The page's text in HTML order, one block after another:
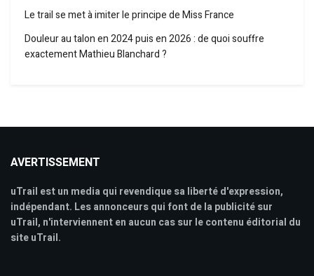
Le trail se met à imiter le principe de Miss France
Douleur au talon en 2024 puis en 2026 : de quoi souffre
exactement Mathieu Blanchard ?
AVERTISSEMENT
uTrail est un media qui revendique sa liberté d'expression,
indépendant. Les annonceurs qui font de la publicité sur
uTrail, n'interviennent en aucun cas sur le contenu éditorial du
site uTrail.